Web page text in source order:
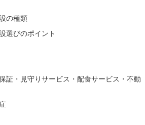
の種類
選びのポイント
証・見守りサービス・配食サービス・不動